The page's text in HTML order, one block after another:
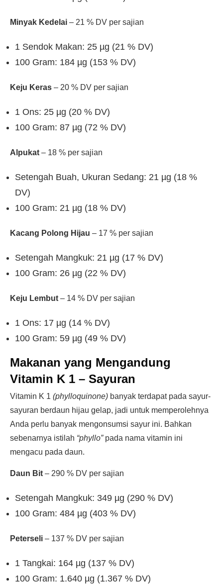
Minyak Kedelai – 21 % DV per sajian
1 Sendok Makan: 25 µg (21 % DV)
100 Gram: 184 µg (153 % DV)
Keju Keras – 20 % DV per sajian
1 Ons: 25 µg (20 % DV)
100 Gram: 87 µg (72 % DV)
Alpukat – 18 % per sajian
Setengah Buah, Ukuran Sedang: 21 µg (18 %
DV)
100 Gram: 21 µg (18 % DV)
Kacang Polong Hijau – 17 % per sajian
Setengah Mangkuk: 21 µg (17 % DV)
100 Gram: 26 µg (22 % DV)
Keju Lembut – 14 % DV per sajian
1 Ons: 17 µg (14 % DV)
100 Gram: 59 µg (49 % DV)
Makanan yang Mengandung
Vitamin K 1 – Sayuran
Vitamin K 1 (phylloquinone) banyak terdapat pada sayur-
sayuran berdaun hijau gelap, jadi untuk memperolehnya
Anda perlu banyak mengonsumsi sayur ini. Bahkan
sebenarnya istilah “phyllo”pada nama vitamin ini
mengacu pada daun.
Daun Bit – 290 % DV per sajian
Setengah Mangkuk: 349 µg (290 % DV)
100 Gram: 484 µg (403 % DV)
Peterseli – 137 % DV per sajian
1 Tangkai: 164 µg (137 % DV)
100 Gram: 1.640 µg (1.367 % DV)